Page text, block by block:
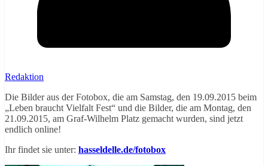
Redaktion
Die Bilder aus der Fotobox, die am Samstag, den 19.09.2015 beim
„Leben braucht Vielfalt Fest“ und die Bilder, die am Montag, den
21.09.2015, am Graf-Wilhelm Platz gemacht wurden, sind jetzt
endlich online!
Ihr findet sie unter: hasseldelle.de/fotobox